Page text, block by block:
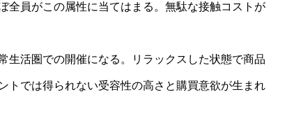
全員がこの属性に当てはまる。無駄な接触コストが
生活圏での開催になる。リラックスした状態で商品
トでは得られない受容性の高さと購買意欲が生まれ